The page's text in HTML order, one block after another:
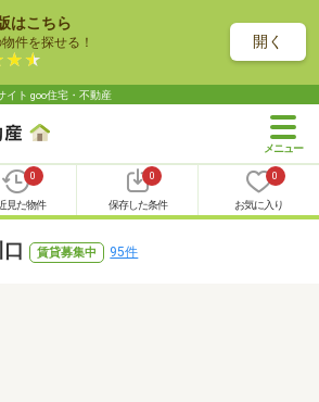
はこちら
件を探せる！ 開く
イト goo住宅・不動産
0
見た物件
0
保存した条件
0
お気に入り
賃貸募集中 95件